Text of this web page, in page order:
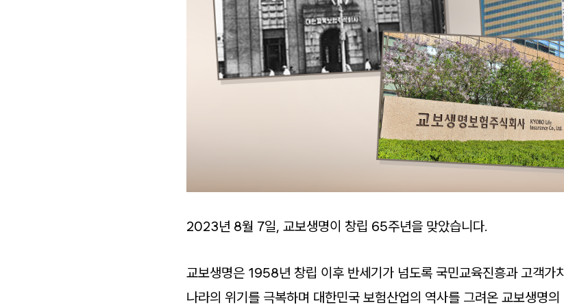
2023년 8월 7일, 교보생명이 창립 65주년을 맞았습니다.
교보생명은 1958년 창립 이후 반세기가 넘도록 국민교육진흥과 고객가
나라의 위기를 극복하며 대한민국 보험산업의 역사를 그려온 교보생명